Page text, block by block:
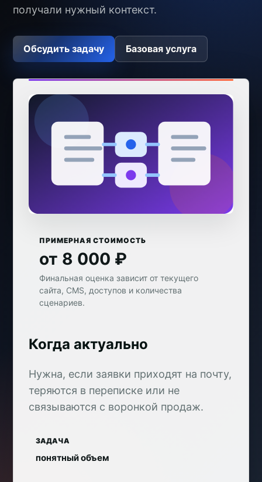
получали нужный контекст.
Обсудить задачу Базовая услуга
ПРИМЕРНАЯ СТОИМОСТЬ
от 8 000 ₽
Финальная оценка зависит от текущего
сайта, CMS, доступов и количества
сценариев.
Когда актуально
Нужна, если заявки приходят на почту,
теряются в переписке или не
связываются с воронкой продаж.
ЗАДАЧА
понятный объем